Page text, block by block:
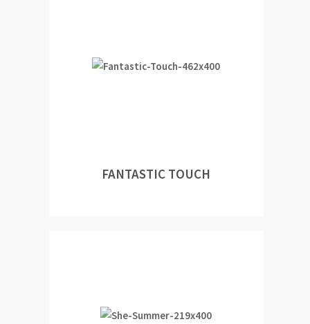
FANTASTIC TOUCH